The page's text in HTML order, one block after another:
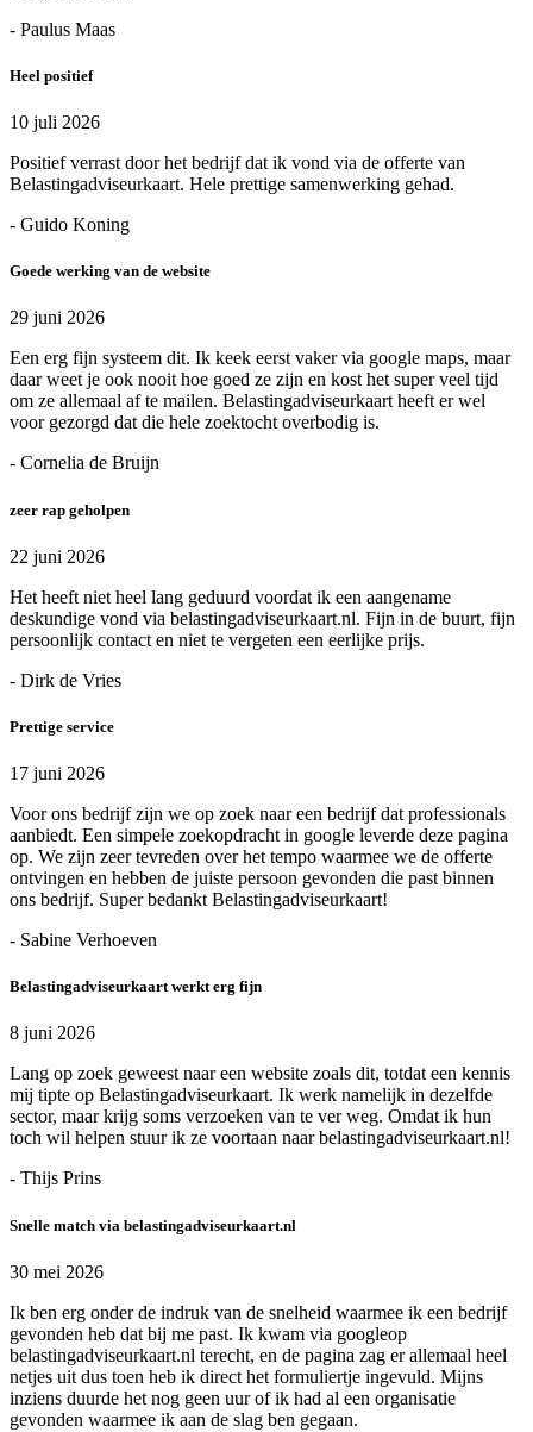
- Paulus Maas
Heel positief
10 juli 2026
Positief verrast door het bedrijf dat ik vond via de offerte van
Belastingadviseurkaart. Hele prettige samenwerking gehad.
- Guido Koning
Goede werking van de website
29 juni 2026
Een erg fijn systeem dit. Ik keek eerst vaker via google maps, maar
daar weet je ook nooit hoe goed ze zijn en kost het super veel tijd
om ze allemaal af te mailen. Belastingadviseurkaart heeft er wel
voor gezorgd dat die hele zoektocht overbodig is.
- Cornelia de Bruijn
zeer rap geholpen
22 juni 2026
Het heeft niet heel lang geduurd voordat ik een aangename
deskundige vond via belastingadviseurkaart.nl. Fijn in de buurt, fijn
persoonlijk contact en niet te vergeten een eerlijke prijs.
- Dirk de Vries
Prettige service
17 juni 2026
Voor ons bedrijf zijn we op zoek naar een bedrijf dat professionals
aanbiedt. Een simpele zoekopdracht in google leverde deze pagina
op. We zijn zeer tevreden over het tempo waarmee we de offerte
ontvingen en hebben de juiste persoon gevonden die past binnen
ons bedrijf. Super bedankt Belastingadviseurkaart!
- Sabine Verhoeven
Belastingadviseurkaart werkt erg fijn
8 juni 2026
Lang op zoek geweest naar een website zoals dit, totdat een kennis
mij tipte op Belastingadviseurkaart. Ik werk namelijk in dezelfde
sector, maar krijg soms verzoeken van te ver weg. Omdat ik hun
toch wil helpen stuur ik ze voortaan naar belastingadviseurkaart.nl!
- Thijs Prins
Snelle match via belastingadviseurkaart.nl
30 mei 2026
Ik ben erg onder de indruk van de snelheid waarmee ik een bedrijf
gevonden heb dat bij me past. Ik kwam via googleop
belastingadviseurkaart.nl terecht, en de pagina zag er allemaal heel
netjes uit dus toen heb ik direct het formuliertje ingevuld. Mijns
inziens duurde het nog geen uur of ik had al een organisatie
gevonden waarmee ik aan de slag ben gegaan.